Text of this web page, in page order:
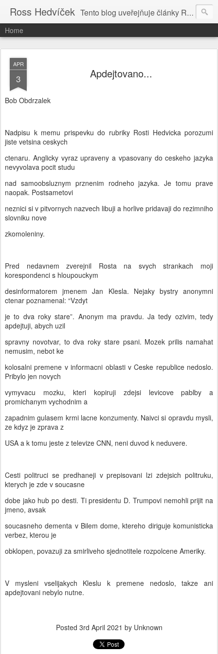
Ross Hedvíček Tento blog uveřejňuje články Ross Hedvíčka v češtině (pokud budu mit naladu) - s editacni pomoci Ludvika Dedika.
Home
APR
3 Apdejtovano...
Bob Obdrzalek
Nadpisu k memu prispevku do rubriky Rosti Hedvicka porozumi
jiste vetsina ceskych
ctenaru. Anglicky vyraz upraveny a vpasovany do ceskeho jazyka
nevyvolava pocit studu
nad samoobsluznym prznenim rodneho jazyka. Je tomu prave
naopak. Postsametovi
neznici si v pitvornych nazvech libuji a horlive pridavaji do rezimniho
slovniku nove
zkomoleniny.
Pred nedavnem zverejnil Rosta na svych strankach moji
korespondenci s hloupouckym
desinformatorem jmenem Jan Klesla. Nejaky bystry anonymni
ctenar poznamenal: “Vzdyt
je to dva roky stare”. Anonym ma pravdu. Ja tedy ozivim, tedy
apdejtuji, abych uzil
spravny novotvar, to dva roky stare psani. Mozek prilis namahat
nemusim, nebot ke
kolosalni premene v informacni oblasti v Ceske republice nedoslo.
Pribylo jen novych
vymyvacu mozku, kteri kopiruji zdejsi levicove pablby a
promichanym vychodnim a
zapadnim gulasem krmi lacne konzumenty. Naivci si opravdu mysli,
ze kdyz je zprava z
USA a k tomu jeste z televize CNN, neni duvod k neduvere.
Cesti politruci se predhaneji v prepisovani lzi zdejsich politruku,
kterych je zde v soucasne
dobe jako hub po desti. Ti presidentu D. Trumpovi nemohli prijit na
jmeno, avsak
soucasneho dementa v Bilem dome, ktereho diriguje komunisticka
verbez, kterou je
obklopen, povazuji za smirliveho sjednotitele rozpolcene Ameriky.
V mysleni vselijakych Kleslu k premene nedoslo, takze ani
apdejtovani nebylo nutne.
Posted 3rd April 2021 by Unknown